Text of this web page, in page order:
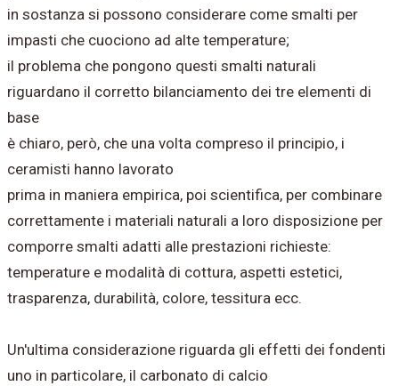
in sostanza si possono considerare come smalti per
impasti che cuociono ad alte temperature;
il problema che pongono questi smalti naturali
riguardano il corretto bilanciamento dei tre elementi di
base
è chiaro, però, che una volta compreso il principio, i
ceramisti hanno lavorato
prima in maniera empirica, poi scientifica, per combinare
correttamente i materiali naturali a loro disposizione per
comporre smalti adatti alle prestazioni richieste:
temperature e modalità di cottura, aspetti estetici,
trasparenza, durabilità, colore, tessitura ecc.
Un'ultima considerazione riguarda gli effetti dei fondenti
uno in particolare, il carbonato di calcio